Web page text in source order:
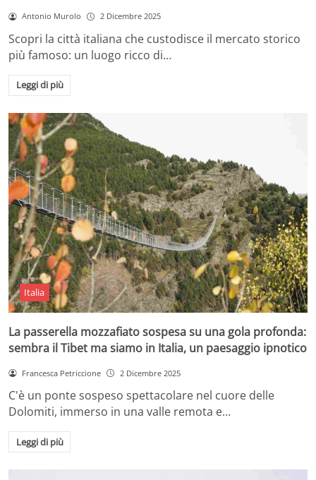
Antonio Murolo 2 Dicembre 2025
Scopri la città italiana che custodisce il mercato storico
più famoso: un luogo ricco di…
Leggi di più
Italia
La passerella mozzafiato sospesa su una gola profonda:
sembra il Tibet ma siamo in Italia, un paesaggio ipnotico
Francesca Petriccione 2 Dicembre 2025
C'è un ponte sospeso spettacolare nel cuore delle
Dolomiti, immerso in una valle remota e…
Leggi di più